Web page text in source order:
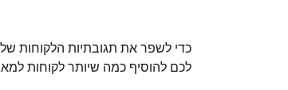
כדי לשפר את תגובתיות הלקוחות
לכם להוסיף כמה שיותר לקוחות